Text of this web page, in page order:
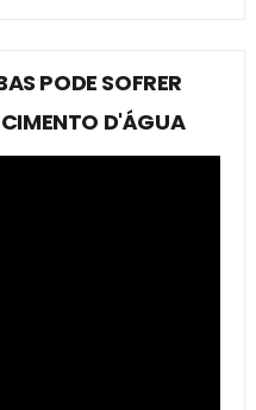
PODE SOFRER
D'ÁGUA